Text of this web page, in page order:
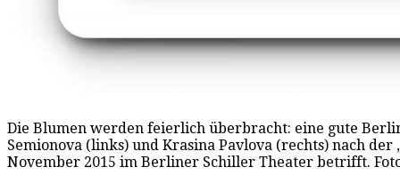
Die Blumen werden feierlich überbracht: eine gute
Semionova (links) und Krasina Pavlova (rechts) nach der
November 2015 im Berliner Schiller Theater betrifft.